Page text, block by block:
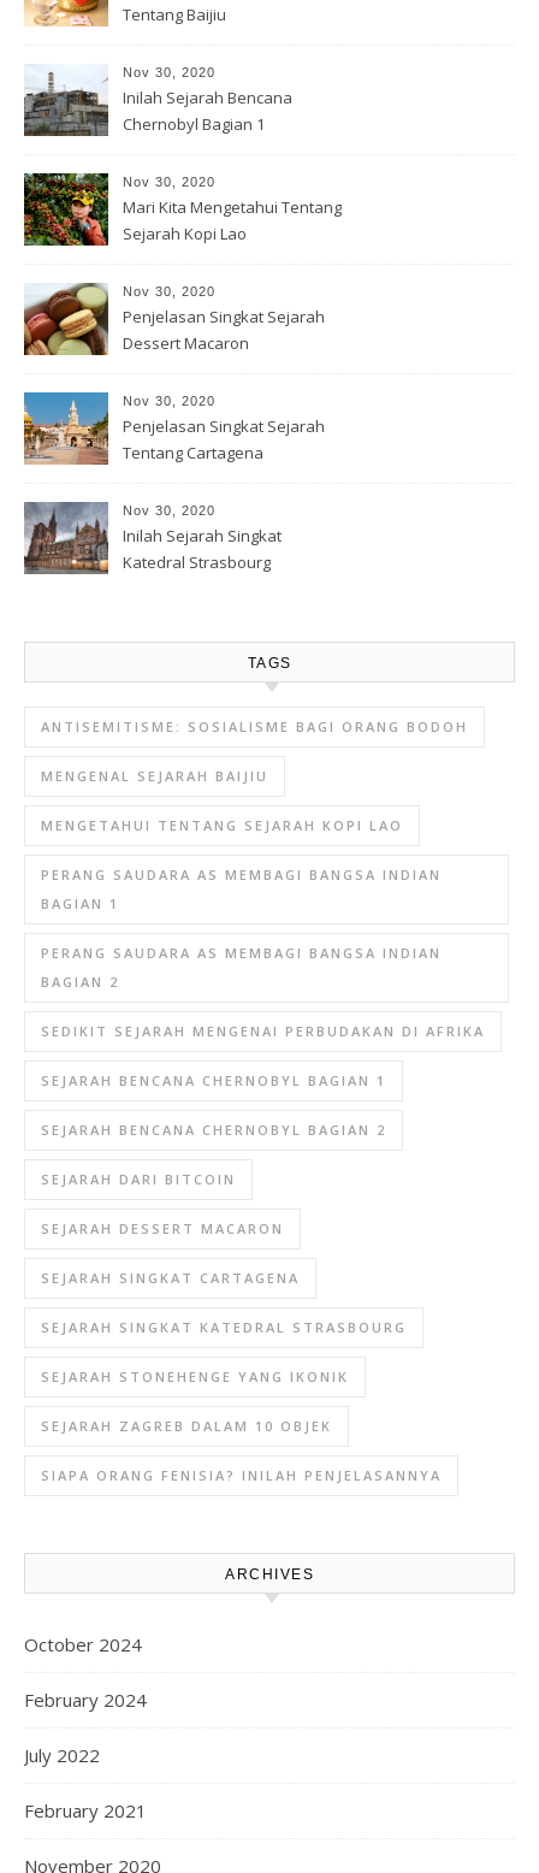
Tentang Baijiu
Nov 30, 2020
Inilah Sejarah Bencana
Chernobyl Bagian 1
Nov 30, 2020
Mari Kita Mengetahui Tentang
Sejarah Kopi Lao
Nov 30, 2020
Penjelasan Singkat Sejarah
Dessert Macaron
Nov 30, 2020
Penjelasan Singkat Sejarah
Tentang Cartagena
Nov 30, 2020
Inilah Sejarah Singkat
Katedral Strasbourg
TAGS
ANTISEMITISME: SOSIALISME BAGI ORANG BODOH
MENGENAL SEJARAH BAIJIU
MENGETAHUI TENTANG SEJARAH KOPI LAO
PERANG SAUDARA AS MEMBAGI BANGSA INDIAN
BAGIAN 1
PERANG SAUDARA AS MEMBAGI BANGSA INDIAN
BAGIAN 2
SEDIKIT SEJARAH MENGENAI PERBUDAKAN DI AFRIKA
SEJARAH BENCANA CHERNOBYL BAGIAN 1
SEJARAH BENCANA CHERNOBYL BAGIAN 2
SEJARAH DARI BITCOIN
SEJARAH DESSERT MACARON
SEJARAH SINGKAT CARTAGENA
SEJARAH SINGKAT KATEDRAL STRASBOURG
SEJARAH STONEHENGE YANG IKONIK
SEJARAH ZAGREB DALAM 10 OBJEK
SIAPA ORANG FENISIA? INILAH PENJELASANNYA
ARCHIVES
October 2024
February 2024
July 2022
February 2021
November 2020